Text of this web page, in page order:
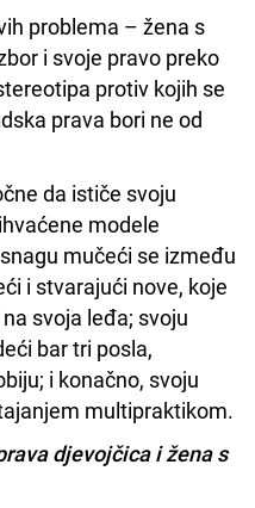
problema – žena s
i svoje pravo preko
protiv kojih se
prava bori ne od
da ističe svoju
modele
mučeći se između
i stvarajući nove, koje
svoja leđa; svoju
bar tri posla,
i konačno, svoju
multipraktikom.
djevojčica i žena s